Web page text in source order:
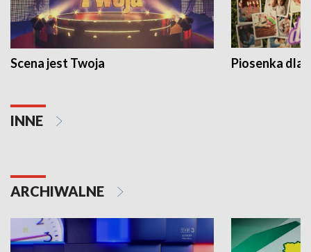
Scena jest Twoja Piosenka dla
INNE
ARCHIWALNE